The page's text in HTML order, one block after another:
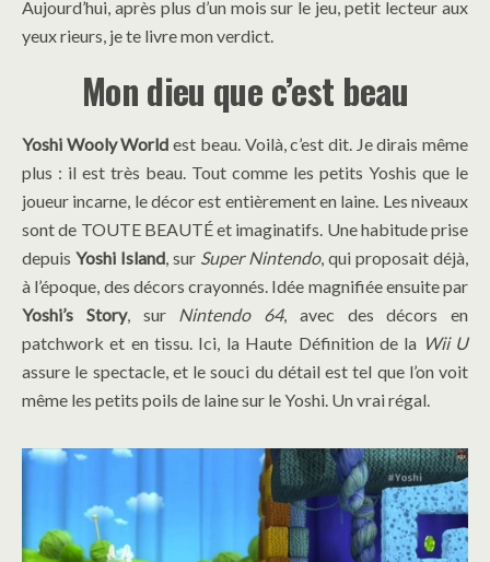
Aujourd’hui, après plus d’un mois sur le jeu, petit lecteur aux
yeux rieurs, je te livre mon verdict.
Mon dieu que c’est beau
Yoshi Wooly World est beau. Voilà, c’est dit. Je dirais même
plus : il est très beau. Tout comme les petits Yoshis que le
joueur incarne, le décor est entièrement en laine. Les niveaux
sont de TOUTE BEAUTÉ et imaginatifs. Une habitude prise
depuis Yoshi Island , sur Super Nintendo, qui proposait déjà,
à l’époque, des décors crayonnés. Idée magnifiée ensuite par
Yoshi’s Story, sur Nintendo 64, avec des décors en
patchwork et en tissu. Ici, la Haute Définition de la Wii U
assure le spectacle, et le souci du détail est tel que l’on voit
même les petits poils de laine sur le Yoshi. Un vrai régal.